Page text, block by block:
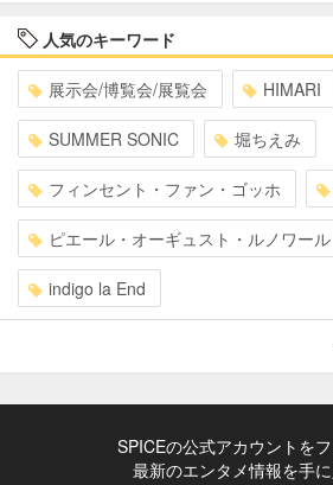
人気のキーワード
展示会/博覧会/展覧会 HIMARI
SUMMER SONIC 堀ちえみ
フィンセント・ファン・ゴッホ
ピエール・オーギュスト・ルノワール
indigo la End
SPICEの公式アカウントを
最新のエンタメ情報を手